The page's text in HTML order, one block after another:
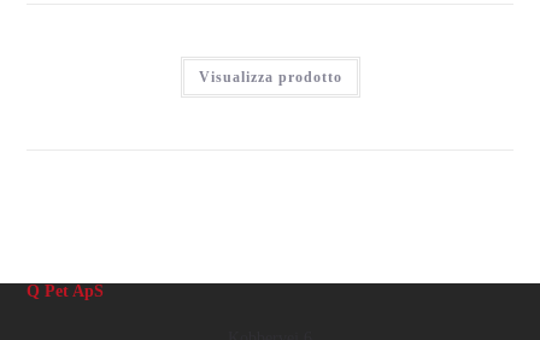
Visualizza prodotto
Q Pet ApS